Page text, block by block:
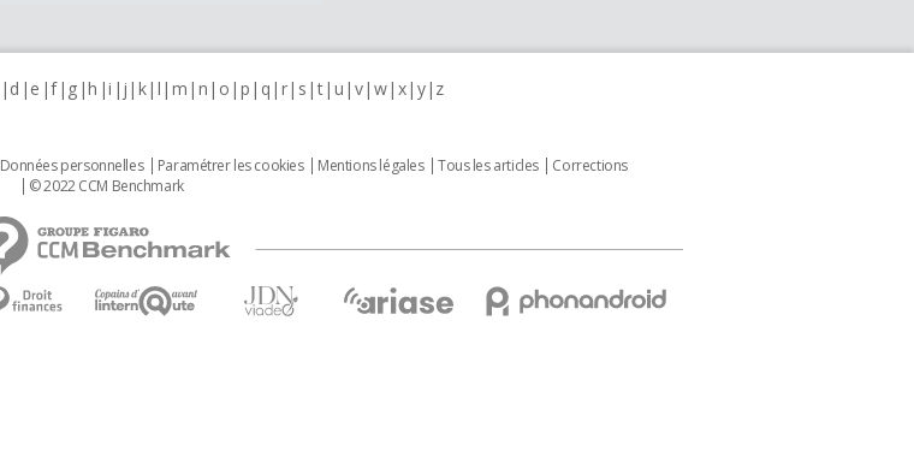
d e f g h i j k l m n o p q r s t u v w x y z
Données personnelles Paramétrer les cookies Mentions légales Tous les articles
Corrections
© 2022 CCM Benchmark